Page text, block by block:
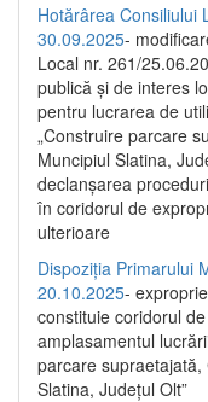
Hotărârea Consiliului
30.09.2025-
Local nr. 261/
publică şi de interes
pentru lucrarea de
„Construire parcare
Muncipiul Slatina,
declanşarea
în coridorul de
ulterioare
Dispoziția Primarului
20.10.2025-
constituie coridorul
amplasamentul
parcare
Slatina, Județul Olt”